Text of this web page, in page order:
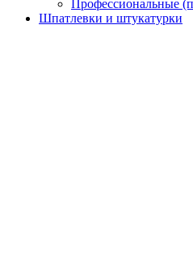
Профессиональные
Шпатлевки и штукатурки